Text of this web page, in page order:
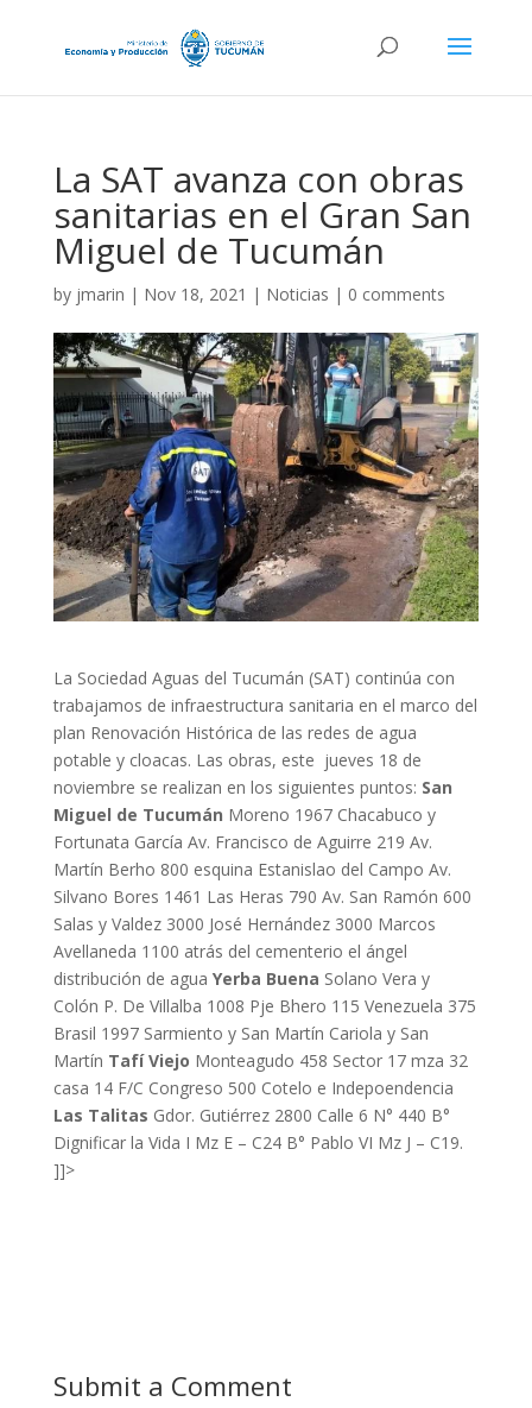
La SAT avanza con obras
sanitarias en el Gran San
Miguel de Tucumán
by jmarin | Nov 18, 2021 | Noticias | 0 comments
La Sociedad Aguas del Tucumán (SAT) continúa con
trabajamos de infraestructura sanitaria en el marco del
plan Renovación Histórica de las redes de agua
potable y cloacas. Las obras, este jueves 18 de
noviembre se realizan en los siguientes puntos: San
Miguel de Tucumán Moreno 1967 Chacabuco y
Fortunata García Av. Francisco de Aguirre 219 Av.
Martín Berho 800 esquina Estanislao del Campo Av.
Silvano Bores 1461 Las Heras 790 Av. San Ramón 600
Salas y Valdez 3000 José Hernández 3000 Marcos
Avellaneda 1100 atrás del cementerio el ángel
distribución de agua Yerba Buena Solano Vera y
Colón P. De Villalba 1008 Pje Bhero 115 Venezuela 375
Brasil 1997 Sarmiento y San Martín Cariola y San
Martín Tafí Viejo Monteagudo 458 Sector 17 mza 32
casa 14 F/C Congreso 500 Cotelo e Indepoendencia
Las Talitas Gdor. Gutiérrez 2800 Calle 6 N° 440 B°
Dignificar la Vida I Mz E – C24 B° Pablo VI Mz J – C19.
]]>
Submit a Comment